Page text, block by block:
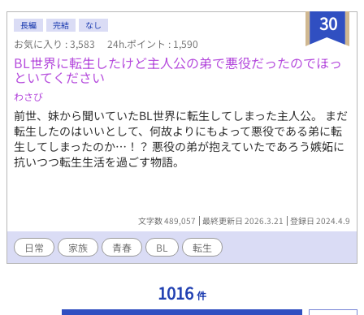
30
長編 完結 なし
お気に入り : 3,583 24h.ポイント : 1,590
BL世界に転生したけど主人公の弟で悪役だったのでほっ
といてください
わさび
前世、妹から聞いていたBL世界に転生してしまった主人公。 まだ
転生したのはいいとして、何故よりにもよって悪役である弟に転
生してしまったのか…！？ 悪役の弟が抱えていたであろう嫉妬に
抗いつつ転生生活を過ごす物語。
文字数 489,057 最終更新日 2026.3.21 登録日 2024.4.9
日常 家族 青春 BL 転生
1016 件